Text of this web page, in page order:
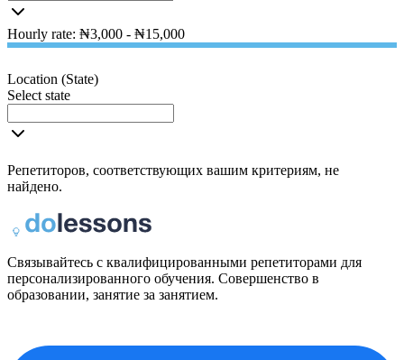
Hourly rate: ₦3,000 - ₦15,000
Location (State)
Select state
Репетиторов, соответствующих вашим критериям, не
найдено.
Связывайтесь с квалифицированными репетиторами для
персонализированного обучения. Совершенство в
образовании, занятие за занятием.